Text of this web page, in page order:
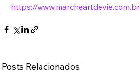
https://www.marcheartdevie.com.br
Posts Relacionados